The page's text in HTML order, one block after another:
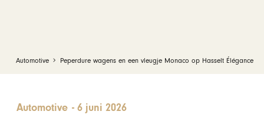
Automotive Peperdure wagens en een vleugje Monaco op Hasselt Élégance
Automotive -6 juni 2026